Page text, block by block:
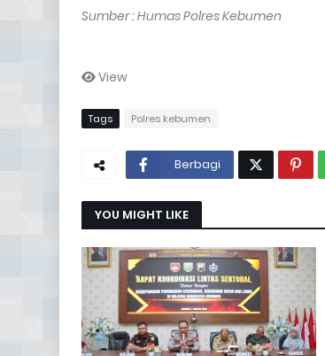
Sumber : Humas Polres Kebumen
View
Tags Polres kebumen
Berbagi
YOU MIGHT LIKE